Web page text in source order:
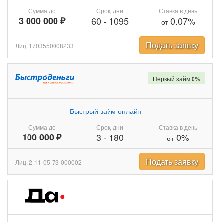
Сумма до
3 000 000 ₽
Срок, дни
60 - 1095
Ставка в день
от0.07%
Лиц. 1703550008233 Подать заявку
Сумма до
100 000 ₽
Быстрый займ онлайн
Срок, дни
3 - 180
Ставка в день
от0%
Первый займ 0%
Лиц. 2-11-05-73-000002 Подать заявку